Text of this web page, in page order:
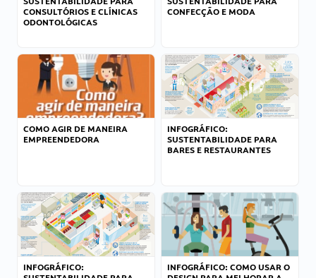
CONSULTÓRIOS E CLÍNICAS
ODONTOLÓGICAS
CONFECÇÃO E MODA
COMO AGIR DE MANEIRA
EMPREENDEDORA
INFOGRÁFICO:
SUSTENTABILIDADE PARA
BARES E RESTAURANTES
INFOGRÁFICO:
INFOGRÁFICO: COMO USAR O